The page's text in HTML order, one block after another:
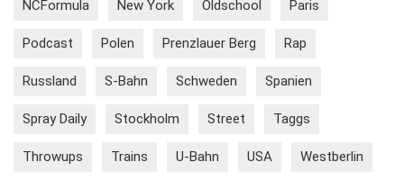
NCFormula New York Oldschool Paris
Podcast Polen Prenzlauer Berg Rap
Russland S-Bahn Schweden Spanien
Spray Daily Stockholm Street Taggs
Throwups Trains U-Bahn USA Westberlin